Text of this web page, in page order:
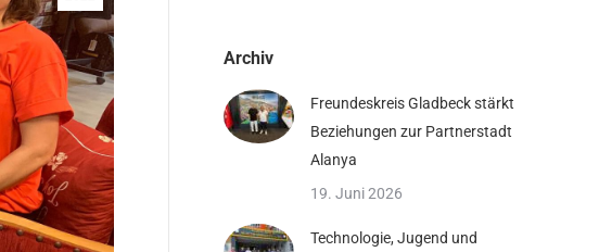
Archiv
Freundeskreis Gladbeck stärkt
Beziehungen zur Partnerstadt
Alanya
19. Juni 2026
Technologie, Jugend und